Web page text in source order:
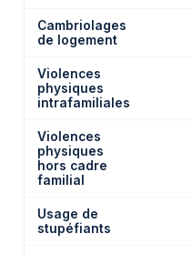
Cambriolages
de logement
Violences
physiques
intrafamiliales
Violences
physiques
hors cadre
familial
Usage de
stupéfiants